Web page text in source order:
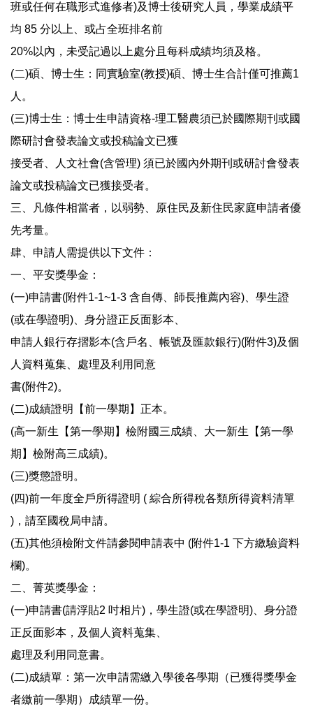
班或任何在職形式進修者)及博士後研究人員，學業成績平
均 85 分以上、或占全班排名前
20%以內，未受記過以上處分且每科成績均須及格。
(二)碩、博士生：同實驗室(教授)碩、博士生合計僅可推薦1
人。
(三)博士生：博士生申請資格-理工醫農須已於國際期刊或國
際研討會發表論文或投稿論文已獲
接受者、人文社會(含管理) 須已於國內外期刊或研討會發表
論文或投稿論文已獲接受者。
三、凡條件相當者，以弱勢、原住民及新住民家庭申請者優
先考量。
肆、申請人需提供以下文件：
一、平安獎學金：
(一)申請書(附件1-1~1-3 含自傳、師長推薦內容)、學生證
(或在學證明)、身分證正反面影本、
申請人銀行存摺影本(含戶名、帳號及匯款銀行)(附件3)及個
人資料蒐集、處理及利用同意
書(附件2)。
(二)成績證明【前一學期】正本。
(高一新生【第一學期】檢附國三成績、大一新生【第一學
期】檢附高三成績)。
(三)獎懲證明。
(四)前一年度全戶所得證明 ( 綜合所得稅各類所得資料清單
)，請至國稅局申請。
(五)其他須檢附文件請參閱申請表中 (附件1-1 下方繳驗資料
欄)。
二、菁英獎學金：
(一)申請書(請浮貼2 吋相片)，學生證(或在學證明)、身分證
正反面影本，及個人資料蒐集、
處理及利用同意書。
(二)成績單：第一次申請需繳入學後各學期（已獲得獎學金
者繳前一學期）成績單一份。